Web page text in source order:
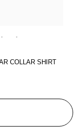
COLLAR SHIRT